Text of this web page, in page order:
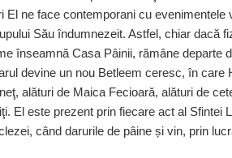
ne face contemporani cu evenimentele
Său îndumnezeit. Astfel, chiar dacă
înseamnă Casa Pâinii, rămâne departe
devine un nou Betleem ceresc, în care
alături de Maica Fecioară, alături de
El este prezent prin fiecare act al Sfintei
când darurile de pâine și vin, prin